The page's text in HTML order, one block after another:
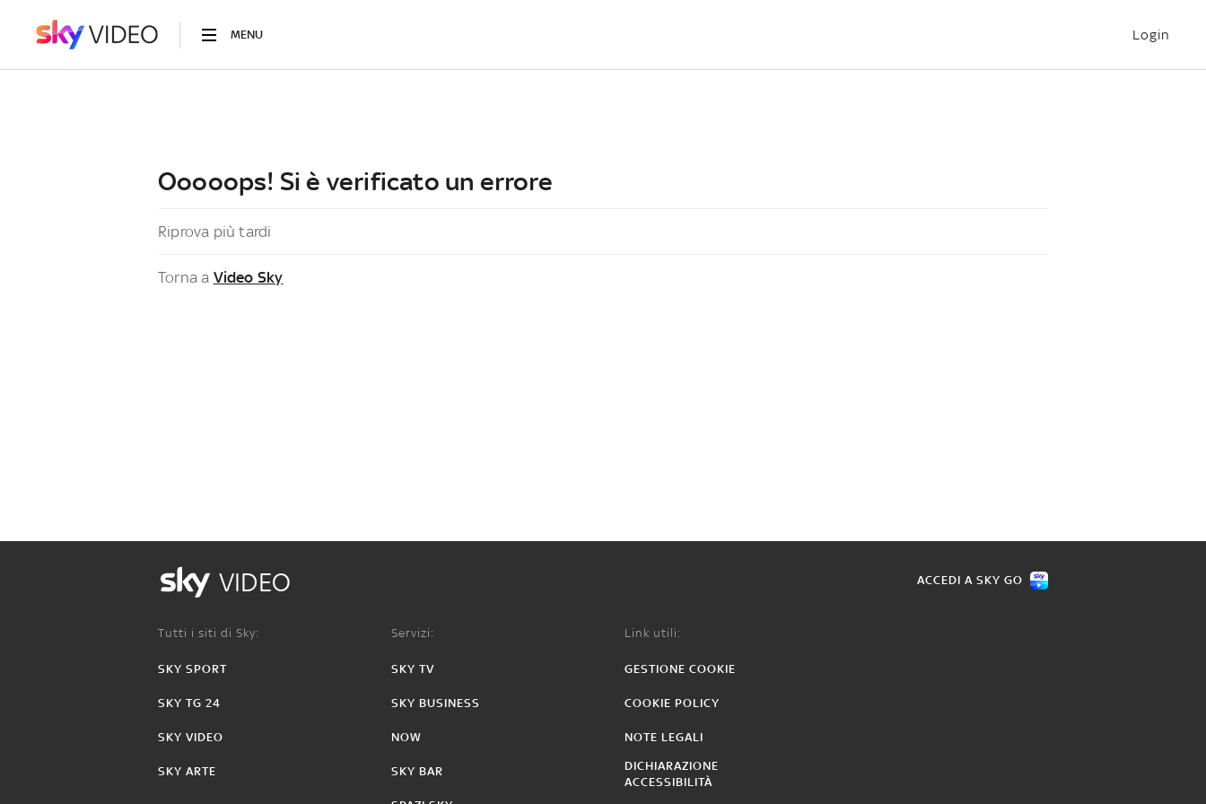
MENU Login
Ooooops! Si è verificato un errore
Riprova più tardi
Torna a Video Sky
VIDEO ACCEDI A SKY GO
Tutti i siti di Sky:
SKY SPORT
SKY TG 24
SKY VIDEO
SKY ARTE
Servizi:
SKY TV
SKY BUSINESS
NOW
SKY BAR
Link utili:
GESTIONE COOKIE
COOKIE POLICY
NOTE LEGALI
DICHIARAZIONE
ACCESSIBILITÀ